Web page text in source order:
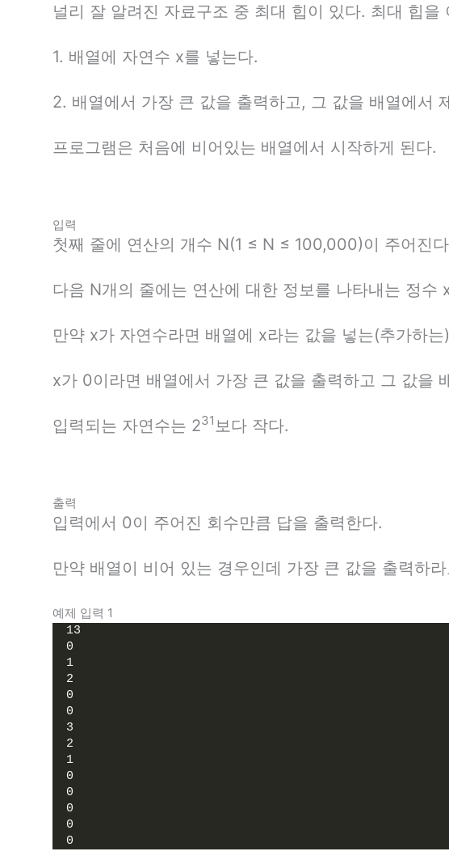
널리 잘 알려진 자료구조 중 최대 힙이 있다. 최대 힙
1. 배열에 자연수 x를 넣는다.
2. 배열에서 가장 큰 값을 출력하고, 그 값을 배열에서
프로그램은 처음에 비어있는 배열에서 시작하게 된다.
입력
첫째 줄에 연산의 개수 N(1 ≤ N ≤ 100,000)이 주어진
다음 N개의 줄에는 연산에 대한 정보를 나타내는 정수
만약 x가 자연수라면 배열에 x라는 값을 넣는(추가하는
x가 0이라면 배열에서 가장 큰 값을 출력하고 그 값을
입력되는 자연수는 231 보다 작다.
출력
입력에서 0이 주어진 회수만큼 답을 출력한다.
만약 배열이 비어 있는 경우인데 가장 큰 값을 출력하
예제 입력 1
13
0
1
2
0
0
3
2
1
0
0
0
0
0